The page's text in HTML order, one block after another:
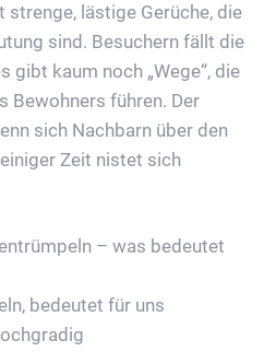
lästige Gerüche, die
sind. Besuchern fällt die
gibt kaum noch „Wege“, die
Bewohners führen. Der
sich Nachbarn über den
Zeit nistet sich
– was bedeutet
bedeutet für uns